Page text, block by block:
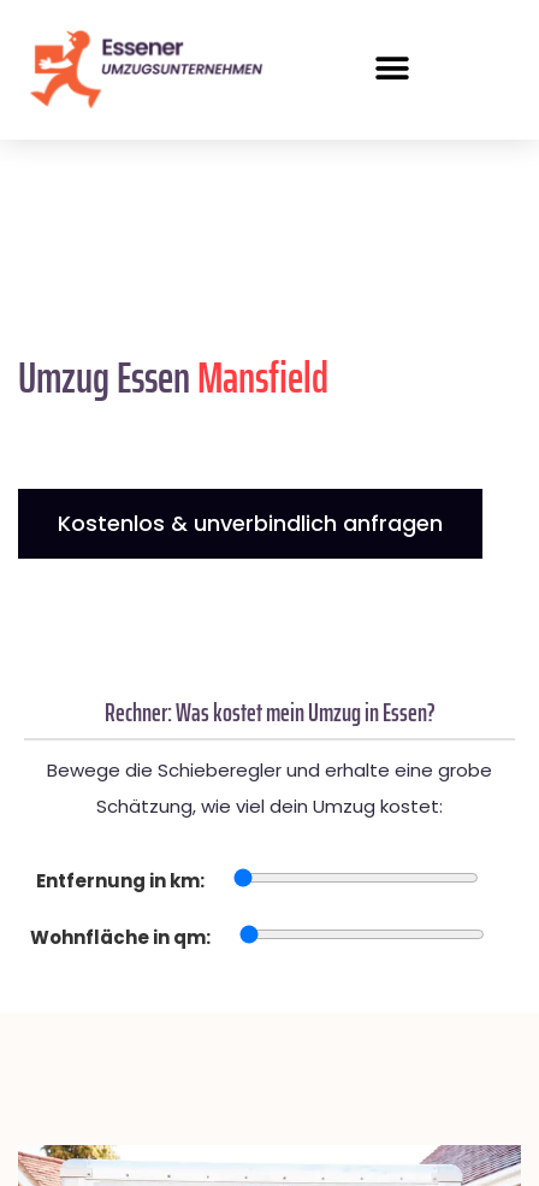
Umzug EssenMansfield
Kostenlos & unverbindlich anfragen
Rechner: Was kostet mein Umzug in Essen?
Bewege die Schieberegler und erhalte eine grobe
Schätzung, wie viel dein Umzug kostet:
Entfernung in km:
Wohnfläche in qm: